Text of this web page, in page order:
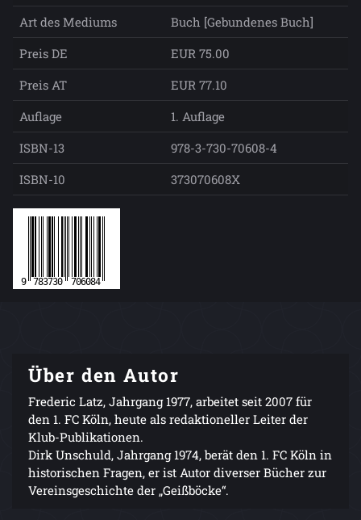
Art des Mediums
Buch [Gebundenes Buch]
Preis DE
EUR 75.00
Preis AT
EUR 77.10
Auflage
1. Auflage
ISBN-13
978-3-730-70608-4
ISBN-10
373070608X
Über den Autor
Frederic Latz, Jahrgang 1977, arbeitet seit 2007 für
den 1. FC Köln, heute als redaktioneller Leiter der
Klub-Publikationen.
Dirk Unschuld, Jahrgang 1974, berät den 1. FC Köln in
historischen Fragen, er ist Autor diverser Bücher zur
Vereinsgeschichte der „Geißböcke“.